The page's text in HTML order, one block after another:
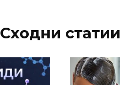
Сходни статии